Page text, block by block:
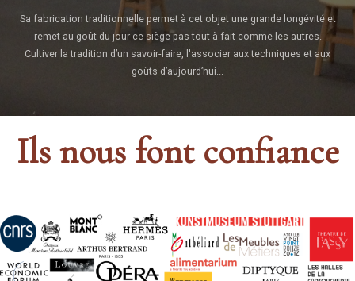
Sa fabrication traditionnelle permet à cet objet une grande longévité et
remet au goût du jour ce siège pas tout à fait comme les autres.
Cultiver la tradition d’un savoir-faire, l'associer aux techniques et aux
goûts d’aujourd’hui...
Ils nous font confiance